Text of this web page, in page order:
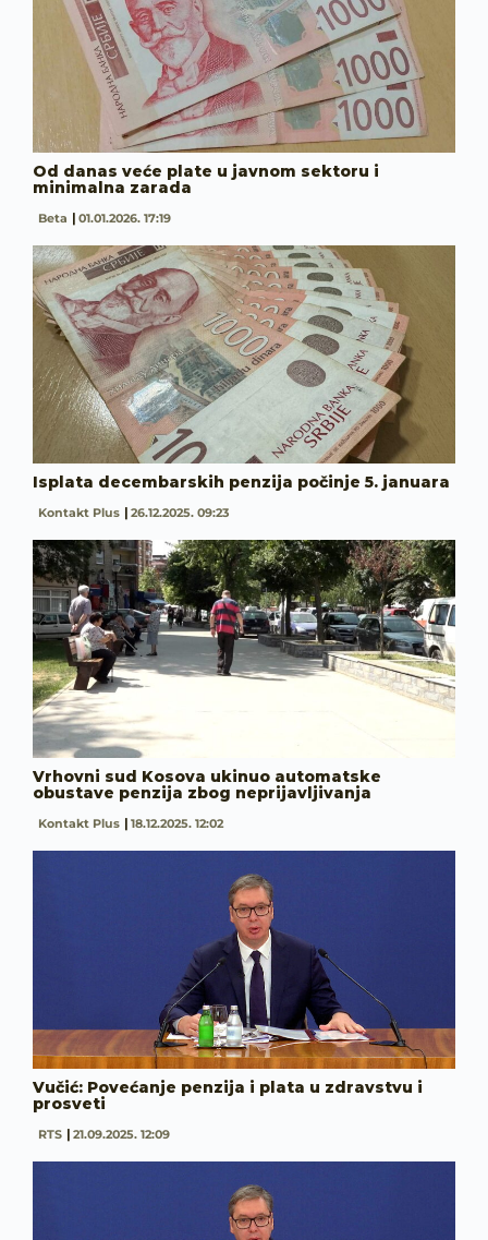
Od danas veće plate u javnom sektoru i
minimalna zarada
Beta 01.01.2026. 17:19
Isplata decembarskih penzija počinje 5. januara
Kontakt Plus 26.12.2025. 09:23
Vrhovni sud Kosova ukinuo automatske
obustave penzija zbog neprijavljivanja
Kontakt Plus 18.12.2025. 12:02
Vučić: Povećanje penzija i plata u zdravstvu i
prosveti
RTS 21.09.2025. 12:09